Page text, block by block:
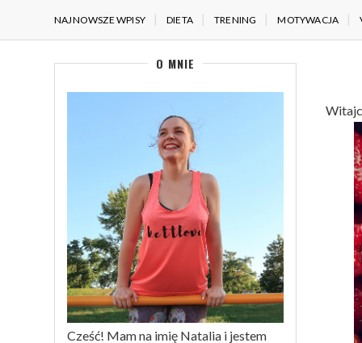
NAJNOWSZE WPISY DIETA TRENING MOTYWACJA
O MNIE
Cześć! Mam na imię Natalia i jestem